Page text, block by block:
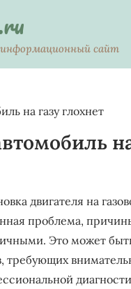
сайт
на газу глохнет
двигателя на
проблема,
Это может
требующих